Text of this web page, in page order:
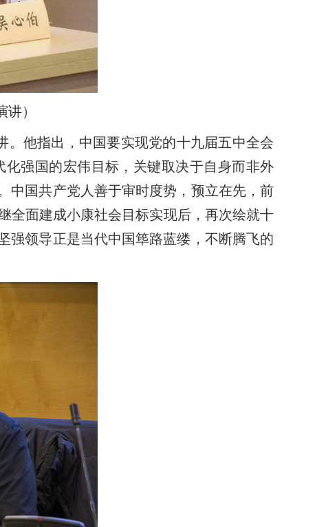
）
。他指出，中国要实现党的十九届五中全会
化强国的宏伟目标，关键取决于自身而非外
中国共产党人善于审时度势，预立在先，前
全面建成小康社会目标实现后，再次绘就十
强领导正是当代中国筚路蓝缕，不断腾飞的